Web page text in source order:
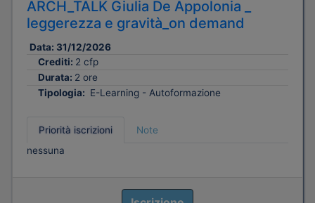
ARCH_TALK Giulia De Appolonia _
leggerezza e gravità_on demand
Data: 31/12/2026
Crediti: 2 cfp
Durata: 2 ore
Tipologia: E-Learning - Autoformazione
Priorità iscrizioni
Note
nessuna